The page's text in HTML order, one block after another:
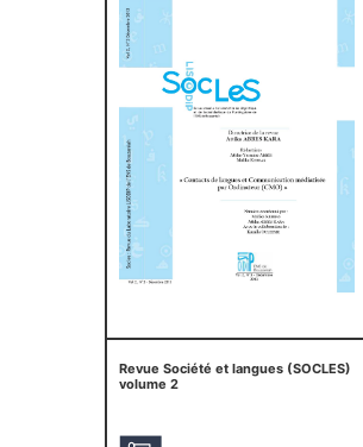
Revue Société et langues (SOCLES)
volume 2